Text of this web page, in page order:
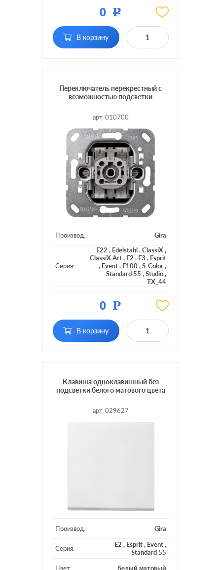
Кол-во
клавиш:
двухклавишный
0 Р
В корзину
Переключатель перекрестный с
возможностью подсветки
арт. 010700
Производ.: Gira
Серия:
E22 , Edelstahl,ClassiX,
ClassiX Art, E2 , E3 , Esprit
, Event, F100,S-Color,
Standard 55 ,Studio,
TX_44
Кол-во
клавиш:
одноклавишный
0 Р
В корзину
Клавиша одноклавишный без
подсветки белого матового цвета
арт. 029627
Производ.: Gira
Серия: E2 , Esprit, Event,
Standard 55
Цвет:
белый матовый